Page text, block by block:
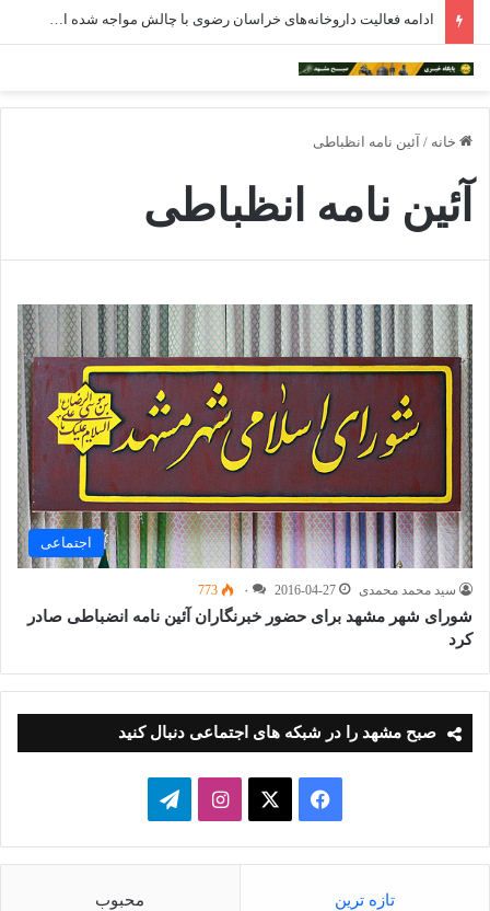
ادامه فعالیت داروخانه‌های خراسان رضوی با چالش مواجه شده است
خانه / آئین نامه انظباطی
آئین نامه انظباطی
اجتماعی
سید محمد محمدی 2016-04-27 ۰ 773
شورای شهر مشهد برای حضور خبرنگاران آئین نامه انضباطی صادر
کرد
صبح مشهد را در شبکه های اجتماعی دنبال کنید
فیسبوک ایکساینستاگرامتلگرام
تازه ترین محبوب